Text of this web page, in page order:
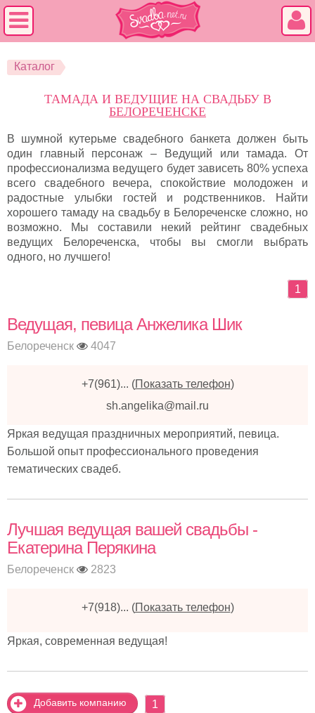
Каталог
ТАМАДА И ВЕДУЩИЕ НА СВАДЬБУ В
БЕЛОРЕЧЕНСКЕ
В шумной кутерьме свадебного банкета должен быть
один главный персонаж – Ведущий или тамада. От
профессионализма ведущего будет зависеть 80% успеха
всего свадебного вечера, спокойствие молодожен и
радостные улыбки гостей и родственников. Найти
хорошего тамаду на свадьбу в Белореченске сложно, но
возможно. Мы составили некий рейтинг свадебных
ведущих Белореченска, чтобы вы смогли выбрать
одного, но лучшего!
1
Ведущая, певица Анжелика Шик
Белореченск 4047
+7(961)... (Показать телефон)
sh.angelika@mail.ru
Яркая ведущая праздничных мероприятий, певица.
Большой опыт профессионального проведения
тематических свадеб.
Лучшая ведущая вашей свадьбы -
Екатерина Перякина
Белореченск 2823
+7(918)... (Показать телефон)
Яркая, современная ведущая!
Добавить компанию 1